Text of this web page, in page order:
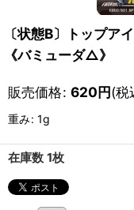
〔状態B〕トップア
《バミューダ△》
販売価格: 620円(税
重み: 1g
在庫数 1枚